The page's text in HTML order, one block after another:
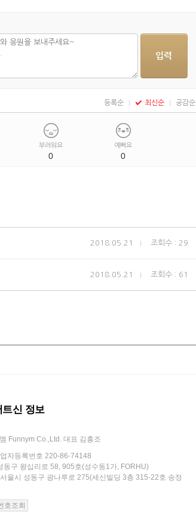
등록순 최신순 공감순
부러워요
0
예뻐요
0
2018.05.21 조회수 : 29
2018.05.21 조회수 : 61
트신 정보
Funnym Co.,Ltd. 대표 김흥조
자등록번호 220-86-74148
동구 왕십리로 58, 905호(성수동1가, FORHU)
울시 성동구 광나루로 275(세신빌딩 3층 315-22호 송정
호조회